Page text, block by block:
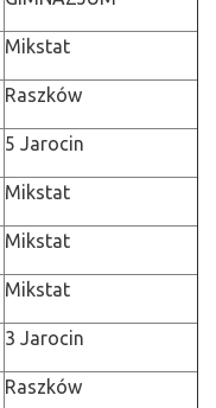
Mikstat
Raszków
5 Jarocin
Mikstat
Mikstat
Mikstat
3 Jarocin
Raszków